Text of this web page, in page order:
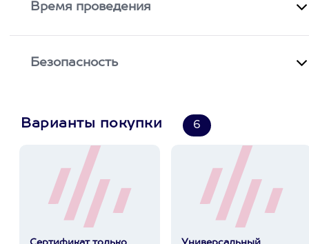
Время проведения
Безопасность
Варианты покупки 6